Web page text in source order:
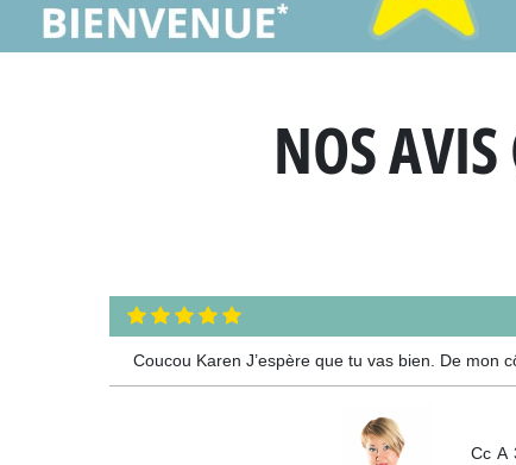
NOS
Coucou Karen J’espère que tu vas bien. De mon
Cc A